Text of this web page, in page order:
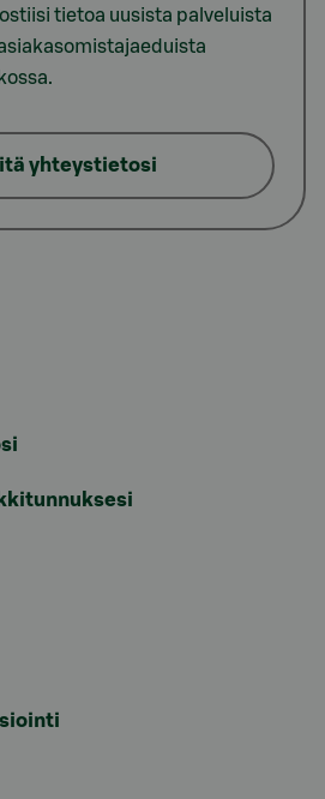
tietoa uusista palveluista
yhteystietosi